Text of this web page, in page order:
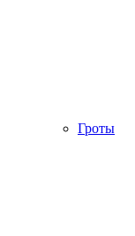
Гроты